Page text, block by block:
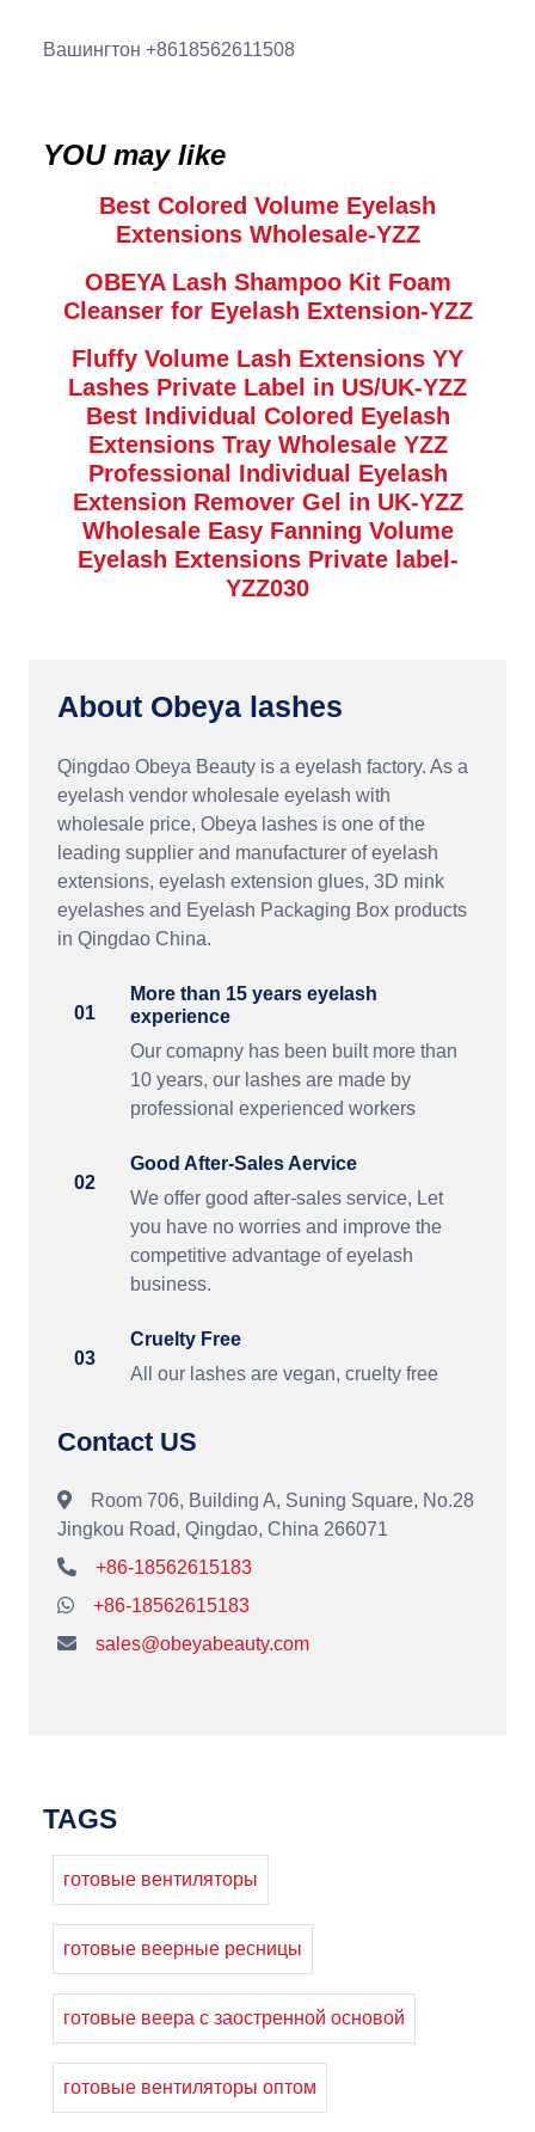
Вашингтон +8618562611508
YOU may like
Best Colored Volume Eyelash
Extensions Wholesale-YZZ
OBEYA Lash Shampoo Kit Foam
Cleanser for Eyelash Extension-YZZ
Fluffy Volume Lash Extensions YY
Lashes Private Label in US/UK-YZZ
Best Individual Colored Eyelash
Extensions Tray Wholesale YZZ
Professional Individual Eyelash
Extension Remover Gel in UK-YZZ
Wholesale Easy Fanning Volume
Eyelash Extensions Private label-
YZZ030
About Obeya lashes
Qingdao Obeya Beauty is a eyelash factory. As a
eyelash vendor wholesale eyelash with
wholesale price, Obeya lashes is one of the
leading supplier and manufacturer of eyelash
extensions, eyelash extension glues, 3D mink
eyelashes and Eyelash Packaging Box products
in Qingdao China.
01
More than 15 years eyelash
experience
Our comapny has been built more than
10 years, our lashes are made by
professional experienced workers
02
Good After-Sales Aervice
We offer good after-sales service, Let
you have no worries and improve the
competitive advantage of eyelash
business.
03
Cruelty Free
All our lashes are vegan, cruelty free
Contact US
Room 706, Building A, Suning Square, No.28
Jingkou Road, Qingdao, China 266071
+86-18562615183
+86-18562615183
sales@obeyabeauty.com
TAGS
готовые вентиляторы
готовые веерные ресницы
готовые веера с заостренной основой
готовые вентиляторы оптом